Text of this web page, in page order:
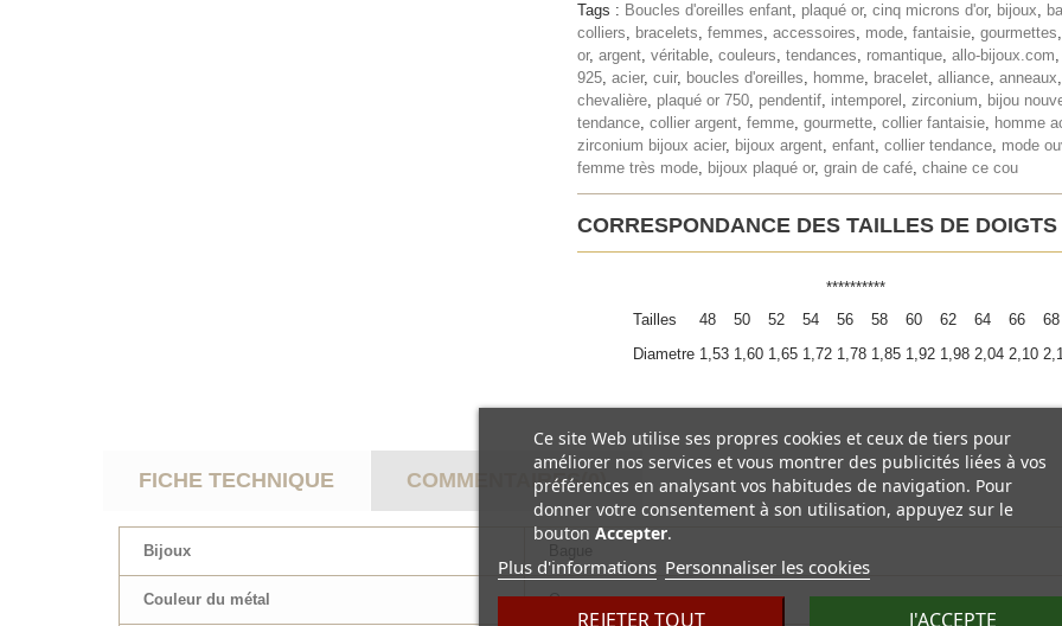
Tags : Boucles d'oreilles enfant, plaqué or, cinq microns d'or, bijoux,
colliers, bracelets, femmes, accessoires, mode, fantaisie, gourmettes
or, argent, véritable, couleurs, tendances, romantique, allo-bijoux.com
925, acier, cuir, boucles d'oreilles, homme, bracelet, alliance, anneaux,
chevalière, plaqué or 750, pendentif, intemporel , zirconium, bijou
tendance, collier argent, femme, gourmette, collier fantaisie, homme
zirconium bijoux acier, bijoux argent, enfant, collier tendance, mode
femme très mode, bijoux plaqué or, grain de café, chaine ce cou
CORRESPONDANCE DES TAILLES DE
**********
Tailles
48 50 52 54 56 58 60 62 64 66
68
Diametre 1,53 1,60 1,65 1,72 1,78 1,85 1,92 1,98 2,04 2,10
FICHE TECHNIQUE COMMENTAIRES(0)
Bijoux
Couleur du métal Or
Ce site Web utilise ses propres cookies et ceux de tiers pour
améliorer nos services et vous montrer des publicités liées à vos
préférences en analysant vos habitudes de navigation. Pour
donner votre consentement à son utilisation, appuyez sur le
bouton Accepter.
Plus d'informations Personnaliser les cookies
REJETER TOUT J'ACCEPTE